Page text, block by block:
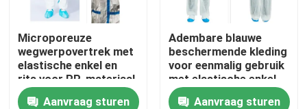
Contacteer ons
Verzoek om een Citaat
Beschikbare Beschermende Slijtage
Microporeuze
wegwerpovertrek met
elastische enkel en
rits voor PP-materiaal
Aanvraag sturen
Adembare blauwe
beschermende kleding
voor eenmalig gebruik
met elastische enkel
en microporeuze stof
Aanvraag sturen